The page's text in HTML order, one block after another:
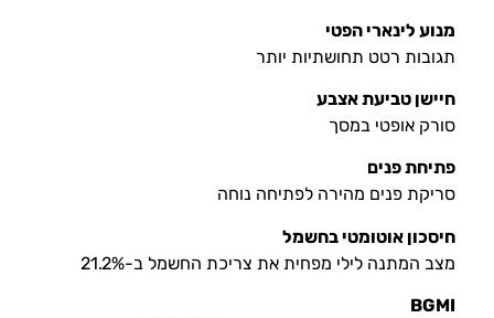
מנוע לינארי הפטי
תגובות רטט תחושתיות יותר
חיישן טביעת אצבע
סורק אופטי במסך
פתיחת פנים
סריקת פנים מהירה לפתיחה נוחה
חיסכון אוטומטי בחשמל
מצב המתנה לילי מפחית את צריכת החשמל ב-21.2%
BGMI